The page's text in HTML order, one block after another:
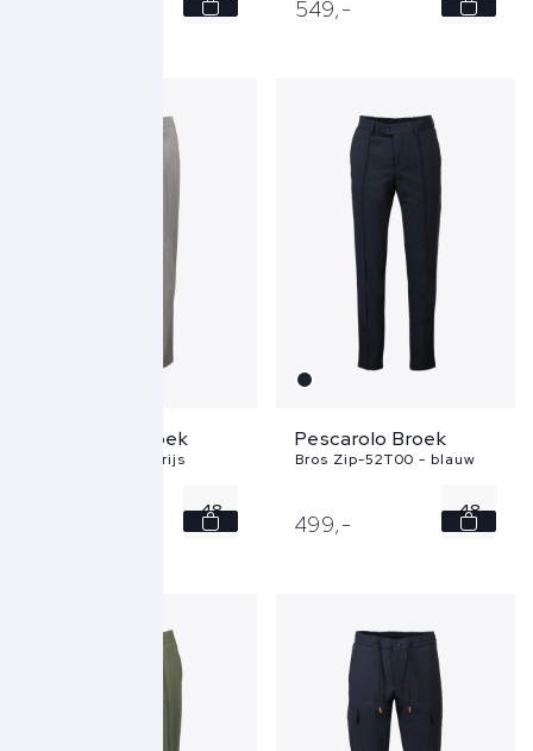
549,-
Pescarolo Broek
Alpha 53T00 - grijs
48
Pescarolo Broek
Bros Zip-52T00 - blauw
499,- 48